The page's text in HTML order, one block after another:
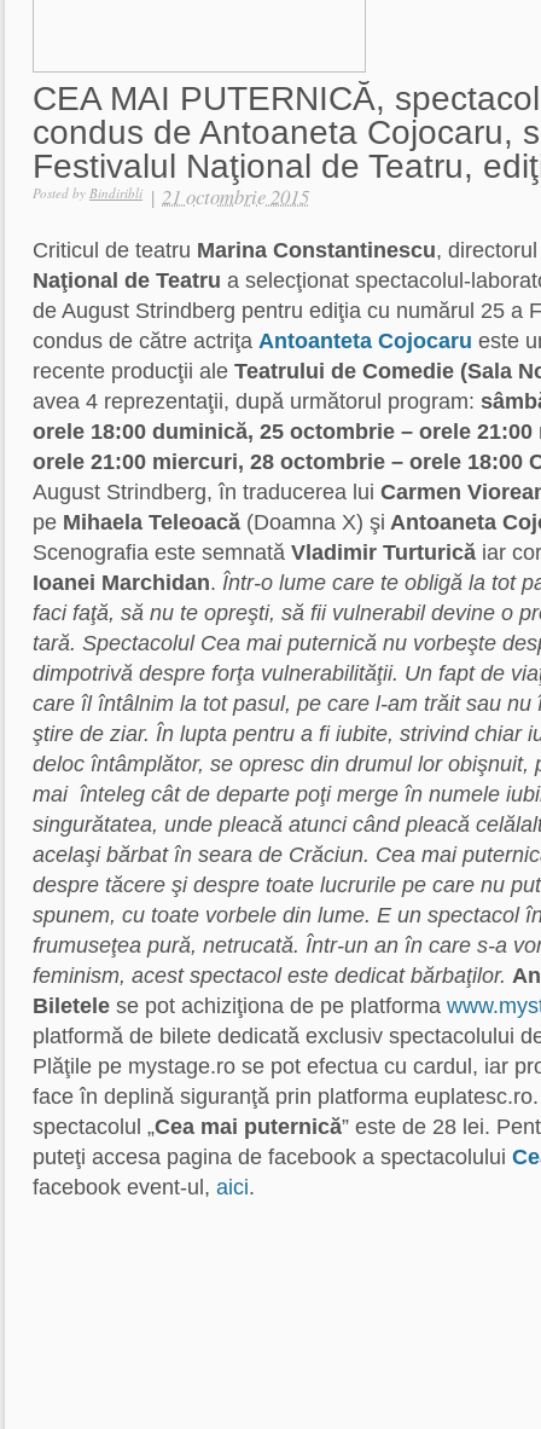
CEA MAI PUTERNICĂ,
condus de Antoaneta Cojocaru,
Festivalul Naţional de Teatru,
Posted by Bindiribli | 21 octombrie 2015
Criticul de teatru Marina Constantinescu,
Naţional de Teatru a selecţionat spectacolul-
de August Strindberg pentru ediţia cu numărul 25 a
condus de către actriţa Antoanteta Cojocaru este
recente producţii ale Teatrului de Comedie (Sala
avea 4 reprezentaţii, după următorul program:
orele 18:00 duminică, 25 octombrie – orele 21:00
orele 21:00 miercuri, 28 octombrie – orele 18:00
August Strindberg, în traducerea lui Carmen
pe Mihaela Teleoacă (Doamna X) şi Antoaneta
Scenografia este semnată Vladimir Turturică iar
Ioanei Marchidan. Într-o lume care te obligă la tot
faci faţă, să nu te opreşti, să fii vulnerabil devine o
tară. Spectacolul Cea mai puternică nu vorbeşte
dimpotrivă despre forţa vulnerabilităţii. Un fapt de
care îl întâlnim la tot pasul, pe care l-am trăit sau nu
ştire de ziar. În lupta pentru a fi iubite, strivind chiar
deloc întâmplător, se opresc din drumul lor obişnuit,
mai înteleg cât de departe poţi merge în numele
singurătatea, unde pleacă atunci când pleacă
acelaşi bărbat în seara de Crăciun. Cea mai
despre tăcere şi despre toate lucrurile pe care nu
spunem, cu toate vorbele din lume. E un spectacol
frumuseţea pură, netrucată. Într-un an în care s-a
feminism, acest spectacol este dedicat bărbaţilor.
Biletele se pot achiziţiona de pe platforma
platformă de bilete dedicată exclusiv spectacolului
Plăţile pe mystage.ro se pot efectua cu cardul, iar
face în deplină siguranţă prin platforma
spectacolul „Cea mai puternică” este de 28 lei.
puteţi accesa pagina de facebook a spectacolului
facebook event-ul, aici.